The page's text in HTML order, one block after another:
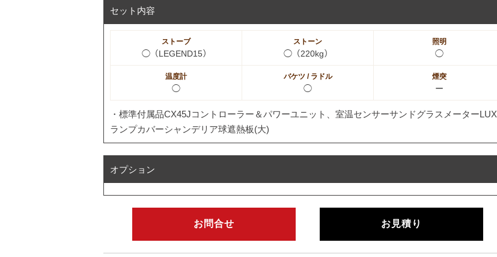
セット内容
ストーブ
◯（LEGEND15）
ストーン
◯（220kg）
照明
◯
温度計
◯
バケツ / ラドル
◯
煙突
ー
・標準付属品CX45Jコントローラー＆パワーユニット、室温センサーサンドグラスメーターLUX
ランプカバーシャンデリア球遮熱板(大)
オプション
お問合せ お見積り